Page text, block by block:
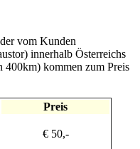
vom Kunden
innerhalb Österreichs
400km) kommen zum Preis
Preis
€ 50,-